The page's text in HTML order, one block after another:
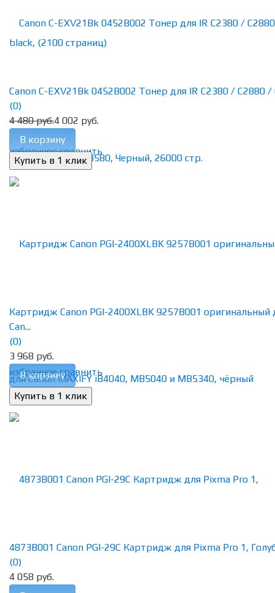
избранное сравнить
Canon C-EXV21Bk 0452B002 Тонер для IR C2380 / C2880 /
(0)
4 480 руб.4 002 руб.
В корзину
избранное сравнить
Картридж Canon PGI-2400XLBK 9257B001 оригинальный
Can...
(0)
3 968 руб.
В корзину
4873B001 Canon PGI-29C Картридж для Pixma Pro 1,
(0)
4 058 руб.